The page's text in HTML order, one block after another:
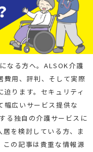
なる方へ。ALSOK介護
費用、評判、そして実際
ります。セキュリティ
幅広いサービス提供な
る独自の介護サービスに
を検討している方、ま
この記事は貴重な情報源